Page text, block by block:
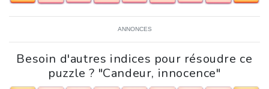
ANNONCES
Besoin d'autres indices pour résoudre ce
puzzle ? "Candeur, innocence"